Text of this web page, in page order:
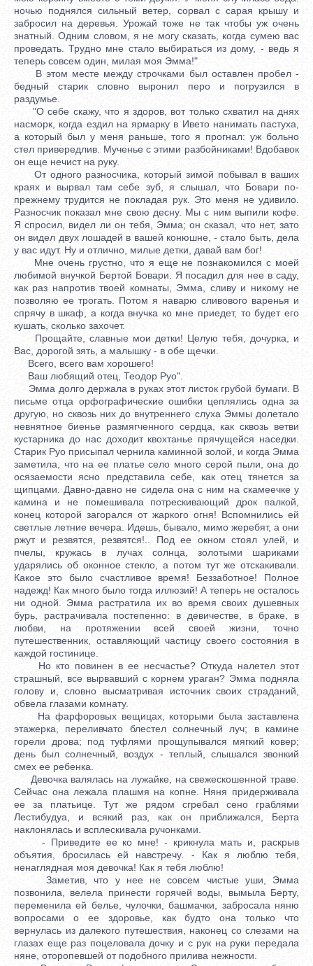
ночью поднялся сильный ветер, сорвал с сарая крышу и
забросил на деревья. Урожай тоже не так чтобы уж очень
знатный. Одним словом, я не могу сказать, когда сумею вас
проведать. Трудно мне стало выбираться из дому, - ведь я
теперь совсем один, милая моя Эмма!"
В этом месте между строчками был оставлен пробел -
бедный старик словно выронил перо и погрузился в
раздумье.
"О себе скажу, что я здоров, вот только схватил на днях
насморк, когда ездил на ярмарку в Ивето нанимать пастуха,
а который был у меня раньше, того я прогнал: уж больно
стел привередлив. Мученье с этими разбойниками! Вдобавок
он еще нечист на руку.
От одного разносчика, который зимой побывал в ваших
краях и вырвал там себе зуб, я слышал, что Бовари по-
прежнему трудится не покладая рук. Это меня не удивило.
Разносчик показал мне свою десну. Мы с ним выпили кофе.
Я спросил, видел ли он тебя, Эмма; он сказал, что нет, зато
он видел двух лошадей в вашей конюшне, - стало быть, дела
у вас идут. Ну и отлично, милые детки, давай вам бог!
Мне очень грустно, что я еще не познакомился с моей
любимой внучкой Бертой Бовари. Я посадил для нее в саду,
как раз напротив твоей комнаты, Эмма, сливу и никому не
позволяю ее трогать. Потом я наварю сливового варенья и
спрячу в шкаф, а когда внучка ко мне приедет, то будет его
кушать, сколько захочет.
Прощайте, славные мои детки! Целую тебя, дочурка, и
Вас, дорогой зять, а малышку - в обе щечки.
Всего, всего вам хорошего!
Ваш любящий отец, Теодор Руо".
Эмма долго держала в руках этот листок грубой бумаги. В
письме отца орфографические ошибки цеплялись одна за
другую, но сквозь них до внутреннего слуха Эммы долетало
невнятное биенье размягченного сердца, как сквозь ветви
кустарника до нас доходит квохтанье прячущейся наседки.
Старик Руо присыпал чернила каминной золой, и когда Эмма
заметила, что на ее платье село много серой пыли, она до
осязаемости ясно представила себе, как отец тянется за
щипцами. Давно-давно не сидела она с ним на скамеечке у
камина и не помешивала потрескивающий дрок палкой,
конец которой загорался от жаркого огня! Вспомнились ей
светлые летние вечера. Идешь, бывало, мимо жеребят, а они
ржут и резвятся, резвятся!.. Под ее окном стоял улей, и
пчелы, кружась в лучах солнца, золотыми шариками
ударялись об оконное стекло, а потом тут же отскакивали.
Какое это было счастливое время! Беззаботное! Полное
надежд! Как много было тогда иллюзий! А теперь не осталось
ни одной. Эмма растратила их во время своих душевных
бурь, растрачивала постепенно: в девичестве, в браке, в
любви, на протяжении всей своей жизни, точно
путешественник, оставляющий частицу своего состояния в
каждой гостинице.
Но кто повинен в ее несчастье? Откуда налетел этот
страшный, все вырвавший с корнем ураган? Эмма подняла
голову и, словно высматривая источник своих страданий,
обвела глазами комнату.
На фарфоровых вещицах, которыми была заставлена
этажерка, переливчато блестел солнечный луч; в камине
горели дрова; под туфлями прощупывался мягкий ковер;
день был солнечный, воздух - теплый, слышался звонкий
смех ее ребенка.
Девочка валялась на лужайке, на свежескошенной траве.
Сейчас она лежала плашмя на копне. Няня придерживала
ее за платьице. Тут же рядом сгребал сено граблями
Лестибудуа, и всякий раз, как он приближался, Берта
наклонялась и всплескивала ручонками.
- Приведите ее ко мне! - крикнула мать и, раскрыв
объятия, бросилась ей навстречу. - Как я люблю тебя,
ненаглядная моя девочка! Как я тебя люблю!
Заметив, что у нее не совсем чистые уши, Эмма
позвонила, велела принести горячей воды, вымыла Берту,
переменила ей белье, чулочки, башмачки, забросала няню
вопросами о ее здоровье, как будто она только что
вернулась из далекого путешествия, наконец со слезами на
глазах еще раз поцеловала дочку и с рук на руки передала
няне, оторопевшей от подобного прилива нежности.